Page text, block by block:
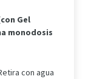
Gel
monodosis
con agua